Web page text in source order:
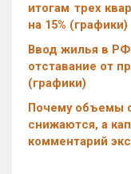
итогам трех
на 15% (графики)
Ввод жилья в
отставание от
(графики)
Почему объемы
снижаются, а
комментарий